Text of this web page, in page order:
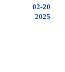
02-20
2025